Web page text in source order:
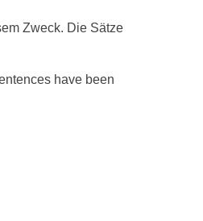
Zweck. Die Sätze
have been